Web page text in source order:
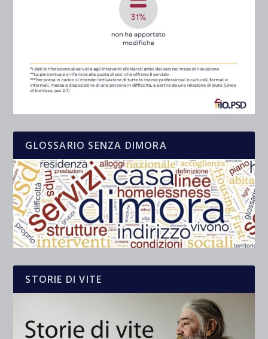
GLOSSARIO SENZA DIMORA
STORIE DI VITE